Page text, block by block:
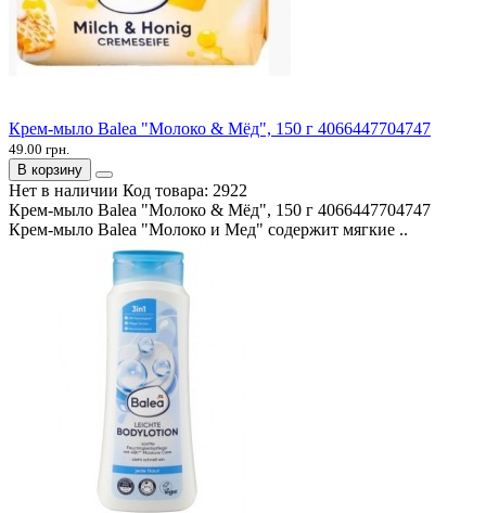
Крем-мыло Balea "Молоко & Мёд", 150 г 4066447704747
49.00 грн.
В корзину
Нет в наличии Код товара: 2922
Крем-мыло Balea "Молоко & Мёд", 150 г 4066447704747
Крем-мыло Balea "Молоко и Мед" содержит мягкие ..